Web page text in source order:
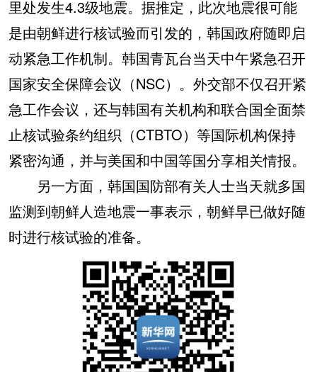
里处发生4.3级地震。据推定，此次地震很可能
是由朝鲜进行核试验而引发的，韩国政府随即启
动紧急工作机制。韩国青瓦台当天中午紧急召开
国家安全保障会议（NSC）。外交部不仅召开紧
急工作会议，还与韩国有关机构和联合国全面禁
止核试验条约组织（CTBTO）等国际机构保持
紧密沟通，并与美国和中国等国分享相关情报。
另一方面，韩国国防部有关人士当天就多国
监测到朝鲜人造地震一事表示，朝鲜早已做好随
时进行核试验的准备。